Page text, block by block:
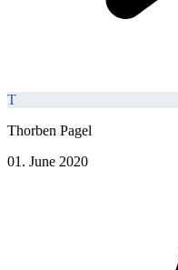
T
Thorben Pagel
01. June 2020